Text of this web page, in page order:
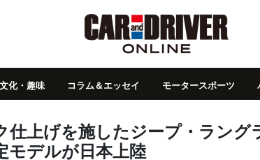
文化・趣味 コラム＆エッセイ モータースポーツ
上げを施したジープ・ラング
モデルが日本上陸